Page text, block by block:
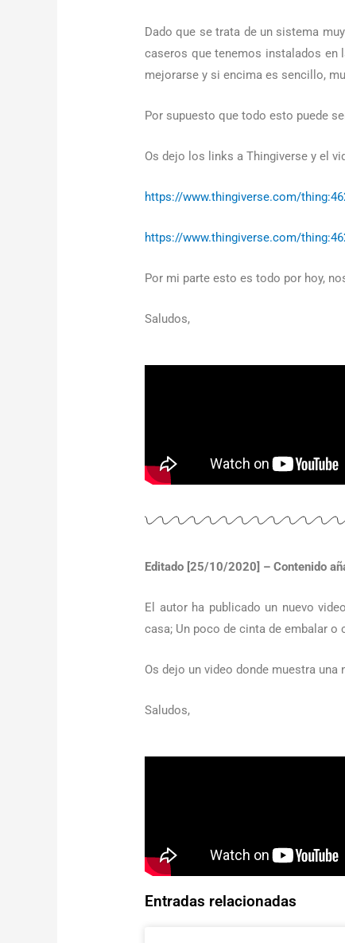
Dado que se trata de un sistema
caseros que tenemos instalados en
mejorarse y si encima es sencillo,
Por supuesto que todo esto puede
Os dejo los links a Thingiverse y el
https://www.thingiverse.com/
https://www.thingiverse.com/
Por mi parte esto es todo por hoy,
Saludos,
Editado [25/10/2020] – Contenido
El autor ha publicado un nuevo
casa; Un poco de cinta de embalar
Os dejo un video donde muestra
Saludos,
Entradas relacionadas